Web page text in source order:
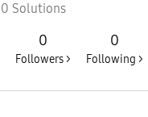
0 Solutions
0
Followers >
0
Following >